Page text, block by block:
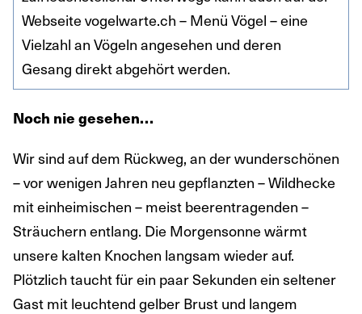
Webseite vogelwarte.ch – Menü Vögel – eine
Vielzahl an Vögeln angesehen und deren
Gesang direkt abgehört werden.
Noch nie gesehen…
Wir sind auf dem Rückweg, an der wunderschönen
– vor wenigen Jahren neu gepflanzten – Wildhecke
mit einheimischen – meist beerentragenden –
Sträuchern entlang. Die Morgensonne wärmt
unsere kalten Knochen langsam wieder auf.
Plötzlich taucht für ein paar Sekunden ein seltener
Gast mit leuchtend gelber Brust und langem